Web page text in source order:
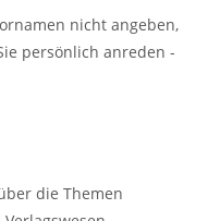
nicht angeben,
persönlich anreden -
die Themen